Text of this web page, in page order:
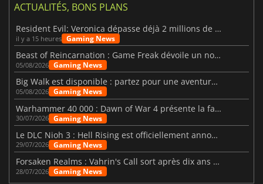
ACTUALITÉS, BONS PLANS
Resident Evil: Veronica dépasse déjà 2 millions de wishlists
il y a 15 heures Gaming News
Beast of Reincarnation : Game Freak dévoile un nouveau pari
05/08/2026 Gaming News
Big Walk est disponible : partez pour une aventure entre amis
05/08/2026 Gaming News
Warhammer 40 000 : Dawn of War 4 présente la faction des Nécrons
30/07/2026 Gaming News
Le DLC Nioh 3 : Hell Rising est officiellement annoncé
29/07/2026 Gaming News
Forsaken Realms : Vahrin's Call sort après dix ans de développement
28/07/2026 Gaming News